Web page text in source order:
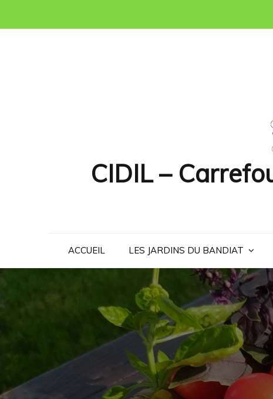
CIDIL –
ACCUEIL LES JARDINS DU BANDIAT